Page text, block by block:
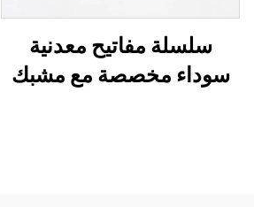
سلسلة مفاتيح معدنية
سوداء مخصصة مع مشبك